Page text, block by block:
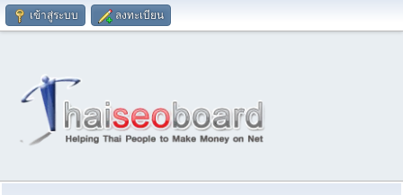
เข้าสู่ระบบ ลงทะเบียน